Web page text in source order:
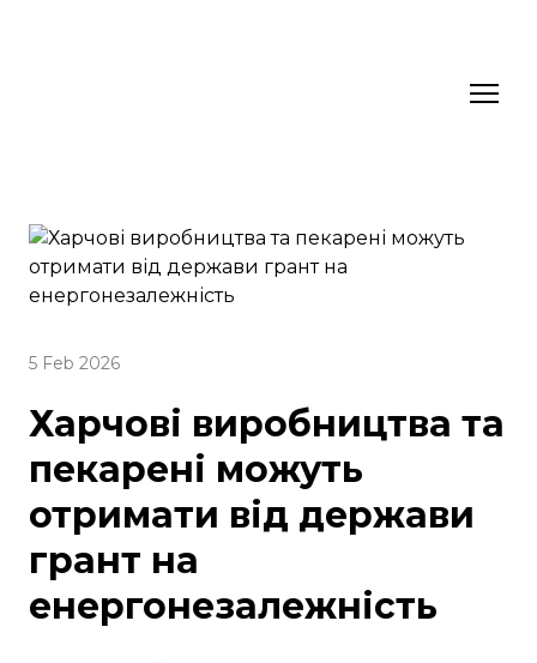
5 Feb 2026
Харчові виробництва та
пекарені можуть
отримати від держави
грант на
енергонезалежність